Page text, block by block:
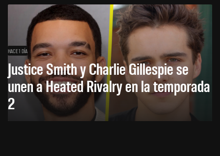
HACE 1 DÍA
Justice Smith y Charlie Gillespie se
unen a Heated Rivalry en la temporada
2